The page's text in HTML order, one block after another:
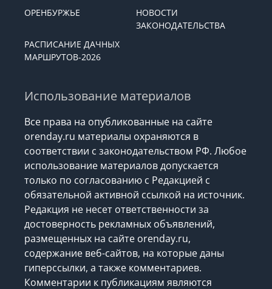
ОРЕНБУРЖЬЕ
НОВОСТИ
ЗАКОНОДАТЕЛЬСТВА
РАСПИСАНИЕ ДАЧНЫХ
МАРШРУТОВ-2026
Использование материалов
Все права на опубликованные на сайте
orenday.ru материалы охраняются в
соответствии с законодательством РФ. Любое
использование материалов допускается
только по согласованию с Редакцией с
обязательной активной ссылкой на источник.
Редакция не несет ответственности за
достоверность рекламных объявлений,
размещенных на сайте orenday.ru,
содержание веб-сайтов, на которые даны
гиперссылки, а также комментариев.
Комментарии к публикациям являются